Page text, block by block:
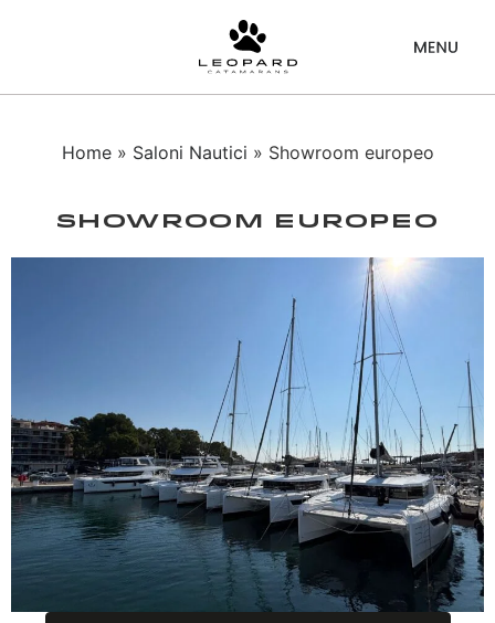
Home» Saloni Nautici » Showroom europeo
Showroom Europeo